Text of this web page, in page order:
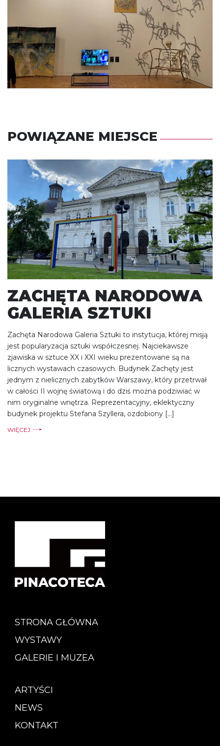
POWIĄZANE MIEJSCE
ZACHĘTA NARODOWA
GALERIA SZTUKI
Zachęta Narodowa Galeria Sztuki to instytucja, której misją
jest popularyzacja sztuki współczesnej. Najciekawsze
zjawiska w sztuce XX i XXI wieku prezentowane są na
licznych wystawach czasowych. Budynek Zachęty jest
jednym z nielicznych zabytków Warszawy, który przetrwał
w całości II wojnę światową i do dziś można podziwiać w
nim oryginalne wnętrza. Reprezentacyjny, eklektyczny
budynek projektu Stefana Szyllera, ozdobiony […]
WIĘCEJ
STRONA GŁÓWNA
WYSTAWY
GALERIE I MUZEA
ARTYŚCI
NEWS
KONTAKT